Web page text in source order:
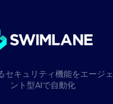
セキュリティ機能をエージェ
ント型AIで自動化